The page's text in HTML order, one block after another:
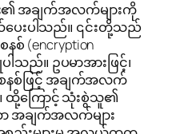
း၏ အချက်အလက်များကို
ေးပါသည်။ ၎င်းတို့သည်
စ် (encryption
ါသည်။ ဥပမာအားဖြင့်၊
စနစ်ဖြင့် အချက်အလက်
ထို့ကြောင့် သုံးစွဲသူ၏
အချက်အလက်များ